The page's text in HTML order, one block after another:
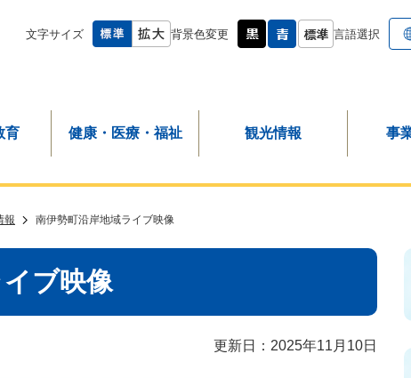
文字サイズ 背景色変更 言語選択
育 健康・医療・福祉 観光情報 事
報 南伊勢町沿岸地域ライブ映像
ブ映像
更新日：2025年11月10日